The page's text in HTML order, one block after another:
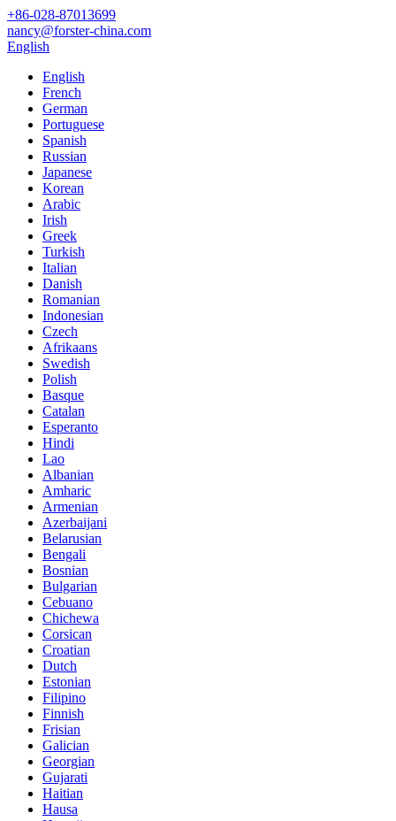
+86-028-87013699
nancy@forster-china.com
English
English
French
German
Portuguese
Spanish
Russian
Japanese
Korean
Arabic
Irish
Greek
Turkish
Italian
Danish
Romanian
Indonesian
Czech
Afrikaans
Swedish
Polish
Basque
Catalan
Esperanto
Hindi
Lao
Albanian
Amharic
Armenian
Azerbaijani
Belarusian
Bengali
Bosnian
Bulgarian
Cebuano
Chichewa
Corsican
Croatian
Dutch
Estonian
Filipino
Finnish
Frisian
Galician
Georgian
Gujarati
Haitian
Hausa